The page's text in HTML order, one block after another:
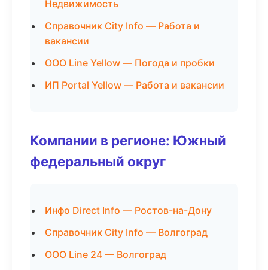
Недвижимость
Справочник City Info — Работа и
вакансии
ООО Line Yellow — Погода и пробки
ИП Portal Yellow — Работа и вакансии
Компании в регионе: Южный
федеральный округ
Инфо Direct Info — Ростов-на-Дону
Справочник City Info — Волгоград
ООО Line 24 — Волгоград